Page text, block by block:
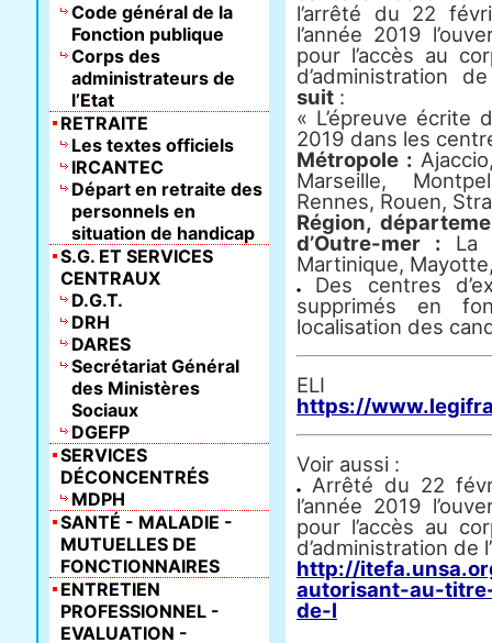
l’arrêté du 22
l’année 2019
pour l’accès au
d’administration
suit :
« L’épreuve écrite
2019 dans les
Métropole :
Marseille,
Rennes, Rouen,
Région,
d’Outre-mer : La
Martinique,
Des centres
supprimés en
localisation des
https://
Voir aussi :
Arrêté du 22
l’année 2019
pour l’accès au
d’administration de
http://
autorisant-au-
de-l
Code général de la
Fonction publique
Corps des
administrateurs de
l’Etat
RETRAITE
Les textes officiels
IRCANTEC
Départ en retraite des
personnels en
situation de handicap
S.G. ET SERVICES
CENTRAUX
D.G.T.
DRH
DARES
Secrétariat Général
des Ministères
Sociaux
DGEFP
SERVICES
DÉCONCENTRÉS
MDPH
SANTÉ - MALADIE -
MUTUELLES DE
FONCTIONNAIRES
ENTRETIEN
PROFESSIONNEL -
EVALUATION -